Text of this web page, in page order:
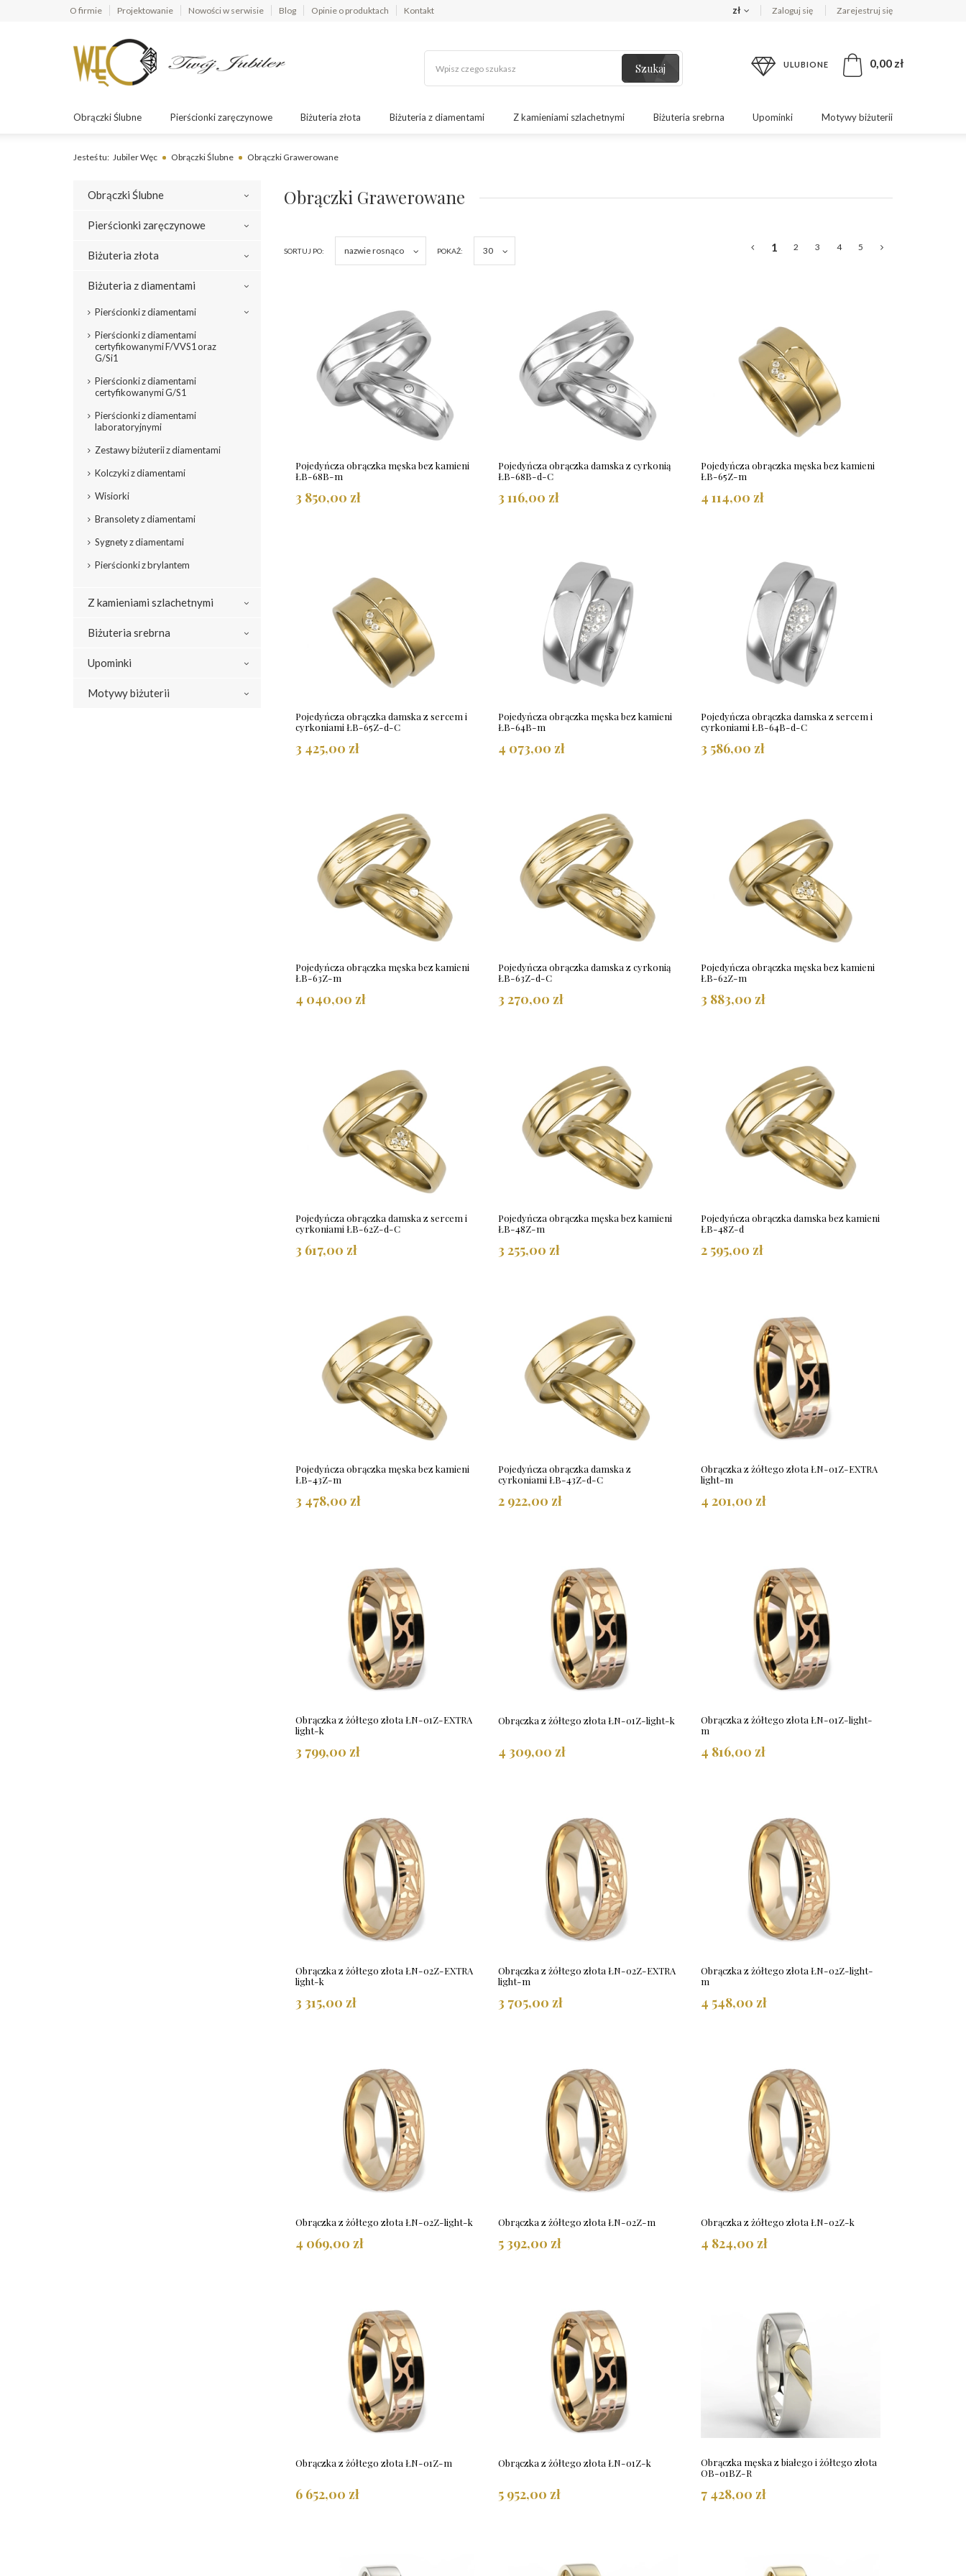
O firmie Projektowanie Nowości w serwisie Blog Opinie o produktach Kontakt zł Zaloguj się Zarejestruj się
Szukaj ULUBIONE 0,00 zł
Obrączki Ślubne Pierścionki zaręczynowe Biżuteria złota Biżuteria z diamentami Z kamieniami szlachetnymi Biżuteria srebrna Upominki Motywy biżuterii
Jesteś tu: Jubiler Węc Obrączki Ślubne Obrączki Grawerowane
Obrączki Ślubne
Pierścionki zaręczynowe
Biżuteria złota
Biżuteria z diamentami
Pierścionki z diamentami
Pierścionki z diamentami
certyfikowanymi F/VVS1 oraz
G/Si1
Pierścionki z diamentami
certyfikowanymi G/S1
Pierścionki z diamentami
laboratoryjnymi
Zestawy biżuterii z diamentami
Kolczyki z diamentami
Wisiorki
Bransolety z diamentami
Sygnety z diamentami
Pierścionki z brylantem
Z kamieniami szlachetnymi
Biżuteria srebrna
Upominki
Motywy biżuterii
Obrączki Grawerowane
SORTUJ PO: nazwie rosnąco POKAŻ: 30 1 2 3 4 5
Pojedyńcza obrączka męska bez kamieni
ŁB-68B-m
3 850,00 zł
Pojedyńcza obrączka damska z cyrkonią
ŁB-68B-d-C
3 116,00 zł
Pojedyńcza obrączka męska bez kamieni
ŁB-65Z-m
4 114,00 zł
Pojedyńcza obrączka damska z sercem i
cyrkoniami ŁB-65Z-d-C
3 425,00 zł
Pojedyńcza obrączka męska bez kamieni
ŁB-64B-m
4 073,00 zł
Pojedyńcza obrączka damska z sercem i
cyrkoniami ŁB-64B-d-C
3 586,00 zł
Pojedyńcza obrączka męska bez kamieni
ŁB-63Z-m
4 040,00 zł
Pojedyńcza obrączka damska z cyrkonią
ŁB-63Z-d-C
3 270,00 zł
Pojedyńcza obrączka męska bez kamieni
ŁB-62Z-m
3 883,00 zł
Pojedyńcza obrączka damska z sercem i
cyrkoniami ŁB-62Z-d-C
3 617,00 zł
Pojedyńcza obrączka męska bez kamieni
ŁB-48Z-m
3 255,00 zł
Pojedyńcza obrączka damska bez kamieni
ŁB-48Z-d
2 595,00 zł
Pojedyńcza obrączka męska bez kamieni
ŁB-43Z-m
3 478,00 zł
Pojedyńcza obrączka damska z
cyrkoniami ŁB-43Z-d-C
2 922,00 zł
Obrączka z żółtego złota ŁN-01Z-EXTRA
light-m
4 201,00 zł
Obrączka z żółtego złota ŁN-01Z-EXTRA
light-k
3 799,00 zł
Obrączka z żółtego złota ŁN-01Z-light-k
4 309,00 zł
Obrączka z żółtego złota ŁN-01Z-light-
m
4 816,00 zł
Obrączka z żółtego złota ŁN-02Z-EXTRA
light-k
3 315,00 zł
Obrączka z żółtego złota ŁN-02Z-EXTRA
light-m
3 705,00 zł
Obrączka z żółtego złota ŁN-02Z-light-
m
4 548,00 zł
Obrączka z żółtego złota ŁN-02Z-light-k
4 069,00 zł
Obrączka z żółtego złota ŁN-02Z-m
5 392,00 zł
Obrączka z żółtego złota ŁN-02Z-k
4 824,00 zł
Obrączka z żółtego złota ŁN-01Z-m
6 652,00 zł
Obrączka z żółtego złota ŁN-01Z-k
5 952,00 zł
Obrączka męska z białego i żółtego złota
OB-01BZ-R
7 428,00 zł